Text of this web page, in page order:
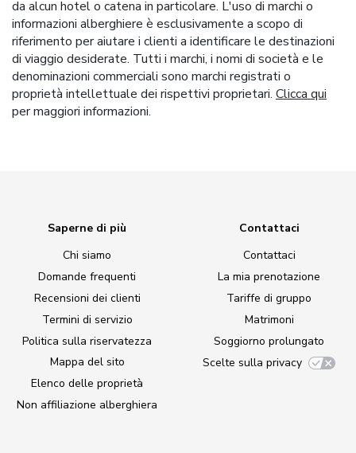
da alcun hotel o catena in particolare. L'uso di marchi o
informazioni alberghiere è esclusivamente a scopo di
riferimento per aiutare i clienti a identificare le destinazioni
di viaggio desiderate. Tutti i marchi, i nomi di società e le
denominazioni commerciali sono marchi registrati o
proprietà intellettuale dei rispettivi proprietari. Clicca qui
per maggiori informazioni.
Saperne di più
Chi siamo
Domande frequenti
Recensioni dei clienti
Termini di servizio
Politica sulla riservatezza
Mappa del sito
Elenco delle proprietà
Non affiliazione alberghiera
Contattaci
Contattaci
La mia prenotazione
Tariffe di gruppo
Matrimoni
Soggiorno prolungato
Scelte sulla privacy